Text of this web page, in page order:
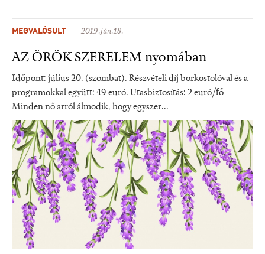
MEGVALÓSULT 2019.jún.18.
AZ ÖRÖK SZERELEM nyomában
Időpont: július 20. (szombat). Részvételi díj borkostolóval és a
programokkal együtt: 49 euró. Utasbiztosítás: 2 euró/fő
Minden nő arról álmodik, hogy egyszer...